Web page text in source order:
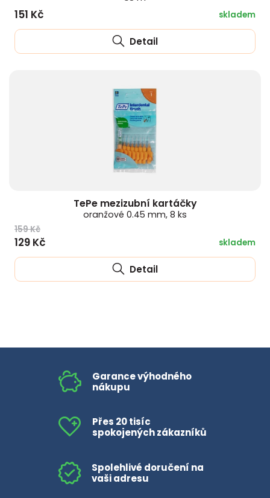
151 Kč skladem
Detail
TePe mezizubní kartáčky
oranžové 0.45 mm, 8 ks
159 Kč
129 Kč skladem
Detail
Garance výhodného
nákupu
Přes 20 tisíc
spokojených zákazníků
Spolehlivé doručení na
vaši adresu